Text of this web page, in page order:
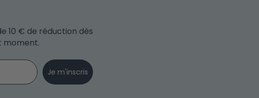
10 € de réduction dès
moment.
Je m'inscris